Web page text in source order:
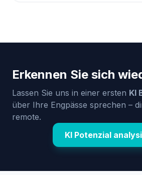
Erkennen Sie sich
Lassen Sie uns in einer ersten KI
über Ihre Engpässe sprechen –
remote.
KI Potenzial